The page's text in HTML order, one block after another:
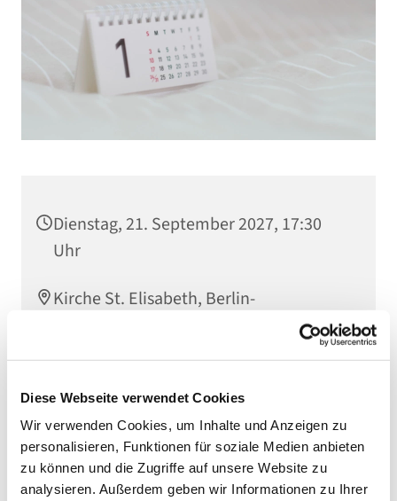
Diese Webseite verwendet Cookies
Wir verwenden Cookies, um Inhalte und Anzeigen zu
personalisieren, Funktionen für soziale Medien anbieten
zu können und die Zugriffe auf unsere Website zu
analysieren. Außerdem geben wir Informationen zu Ihrer
Dienstag, 21. September 2027, 17:30
Uhr
Kirche St. Elisabeth, Berlin-
Schöneberg, Kolonnenstraße 38, 10829